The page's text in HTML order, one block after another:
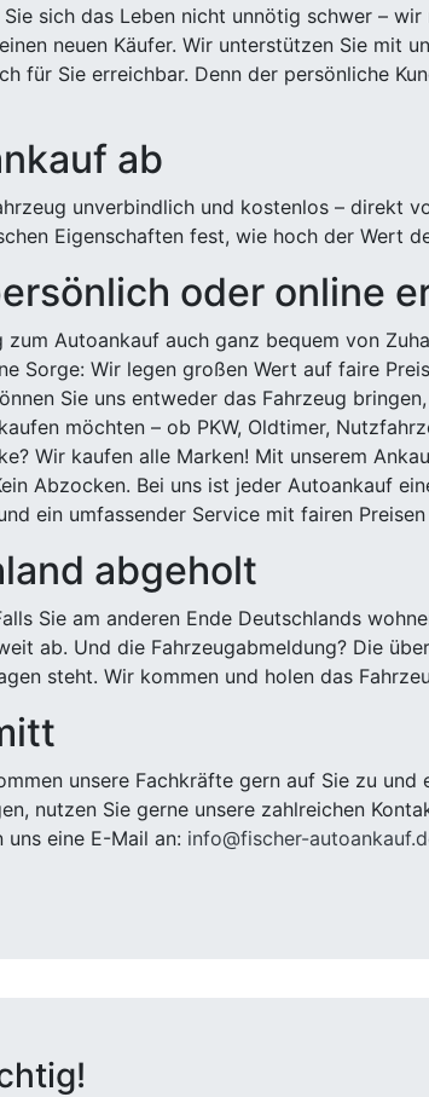
sich das Leben nicht unnötig schwer –
neuen Käufer. Wir unterstützen Sie mit
für Sie erreichbar. Denn der persönliche
ab
unverbindlich und kostenlos – direkt
Eigenschaften fest, wie hoch der Wert
oder online
Autoankauf auch ganz bequem von
Sorge: Wir legen großen Wert auf faire
Sie uns entweder das Fahrzeug
möchten – ob PKW, Oldtimer,
Wir kaufen alle Marken! Mit unserem
Abzocken. Bei uns ist jeder Autoankauf
ein umfassender Service mit fairen
abgeholt
Sie am anderen Ende Deutschlands
ab. Und die Fahrzeugabmeldung? Die
steht. Wir kommen und holen das
unsere Fachkräfte gern auf Sie zu und
nutzen Sie gerne unsere zahlreichen
uns eine E-Mail an: info@fischer-